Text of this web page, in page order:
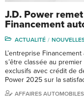
J.D. Power
Financement
ACTUALITÉ
L’entreprise
s’être classée au
exclusifs avec crédit de
Power 2025 sur la
AFFAIRES AUTOMOBILES